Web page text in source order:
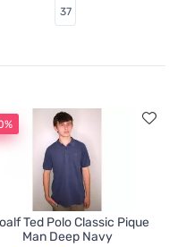
37
Ted Polo Classic Pique
Man Deep Navy